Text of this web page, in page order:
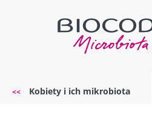
Kobiety i ich mikrobiota